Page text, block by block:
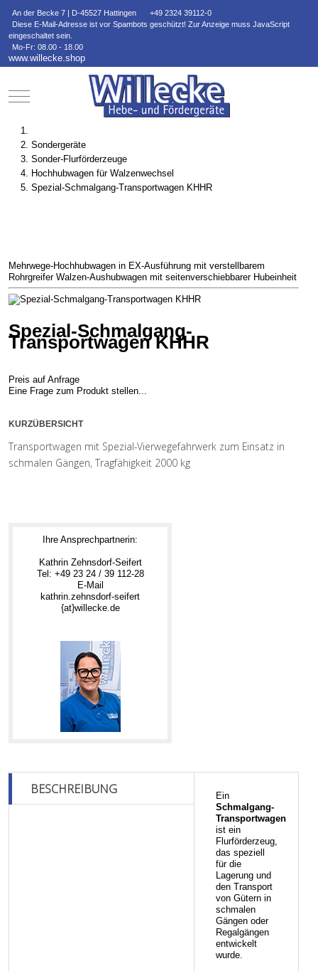
An der Becke 7 | D-45527 Hattingen
+49 2324 39112-0
Diese E-Mail-Adresse ist vor Spambots geschützt! Zur Anzeige muss JavaScript
eingeschaltet sein.
Mo-Fr: 08.00 - 18.00
www.willecke.shop
Mobile Menu Toggle
Sondergeräte
Sonder-Flurförderzeuge
Hochhubwagen für Walzenwechsel
Spezial-Schmalgang-Transportwagen KHHR
Mehrwege-Hochhubwagen in EX-Ausführung mit verstellbarem
Rohrgreifer Walzen-Aushubwagen mit seitenverschiebbarer Hubeinheit
Spezial-Schmalgang-
Transportwagen KHHR
Preis auf Anfrage
Eine Frage zum Produkt stellen...
KURZÜBERSICHT
Transportwagen mit Spezial-Vierwegefahrwerk zum Einsatz in
schmalen Gängen, Tragfähigkeit 2000 kg
Ihre Ansprechpartnerin:
Kathrin Zehnsdorf-Seifert
Tel: +49 23 24 / 39 112-28
E-Mail
kathrin.zehnsdorf-seifert
{at}willecke.de
BESCHREIBUNG
Ein
Schmalgang-
Transportwagen
ist ein
Flurförderzeug,
das speziell
für die
Lagerung und
den Transport
von Gütern in
schmalen
Gängen oder
Regalgängen
entwickelt
wurde.